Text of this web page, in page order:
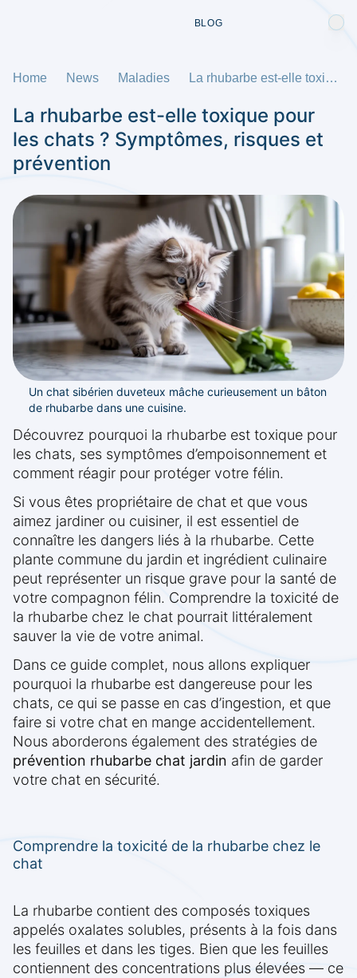
BLOG
Home News Maladies La rhubarbe est-elle toxique pour les chats ? Symptômes, risques et prévention
La rhubarbe est-elle toxique pour
les chats ? Symptômes, risques et
prévention
Un chat sibérien duveteux mâche curieusement un bâton
de rhubarbe dans une cuisine.
Découvrez pourquoi la rhubarbe est toxique pour
les chats, ses symptômes d’empoisonnement et
comment réagir pour protéger votre félin.
Si vous êtes propriétaire de chat et que vous
aimez jardiner ou cuisiner, il est essentiel de
connaître les dangers liés à la rhubarbe. Cette
plante commune du jardin et ingrédient culinaire
peut représenter un risque grave pour la santé de
votre compagnon félin. Comprendre la toxicité de
la rhubarbe chez le chat pourrait littéralement
sauver la vie de votre animal.
Dans ce guide complet, nous allons expliquer
pourquoi la rhubarbe est dangereuse pour les
chats, ce qui se passe en cas d’ingestion, et que
faire si votre chat en mange accidentellement.
Nous aborderons également des stratégies de
prévention rhubarbe chat jardin afin de garder
votre chat en sécurité.
Comprendre la toxicité de la rhubarbe chez le
chat
La rhubarbe contient des composés toxiques
appelés oxalates solubles, présents à la fois dans
les feuilles et dans les tiges. Bien que les feuilles
contiennent des concentrations plus élevées — ce